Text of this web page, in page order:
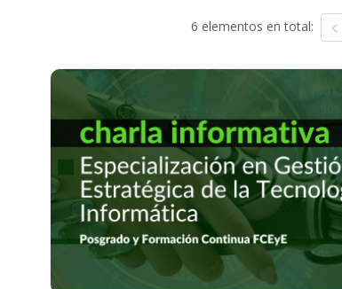
6 elementos en total: